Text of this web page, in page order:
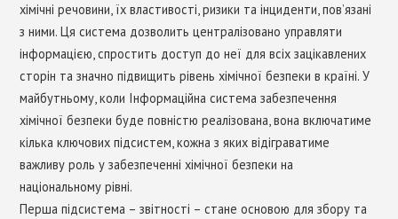
хімічні речовини, їх властивості, ризики та інциденти, пов’язані
з ними. Ця система дозволить централізовано управляти
інформацією, спростить доступ до неї для всіх зацікавлених
сторін та значно підвищить рівень хімічної безпеки в країні. У
майбутньому, коли Інформаційна система забезпечення
хімічної безпеки буде повністю реалізована, вона включатиме
кілька ключових підсистем, кожна з яких відіграватиме
важливу роль у забезпеченні хімічної безпеки на
національному рівні.
Перша підсистема – звітності – стане основою для збору та